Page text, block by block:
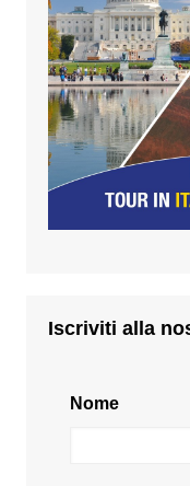
Iscriviti alla
Nome